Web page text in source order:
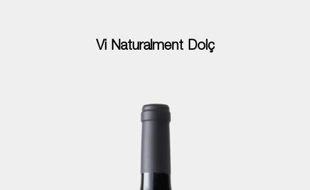
Vi Naturalment Dolç